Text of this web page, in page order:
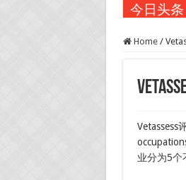
今日头条
Home /
Vetassess
业分为5个